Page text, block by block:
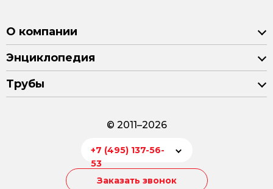
О компании
Энциклопедия
Трубы
© 2011–2026
+7 (495) 137-56-
53
Заказать звонок